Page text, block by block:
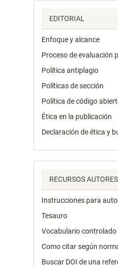
EDITORIAL
Enfoque y alcance
Proceso de evaluación
Política antiplagio
Políticas de sección
Política de código
Ética en la publicación
Declaración de ética y
RECURSOS AUTORES
Instrucciones para
Tesauro
Vocabulario controlado
Como citar según
Buscar DOI de una